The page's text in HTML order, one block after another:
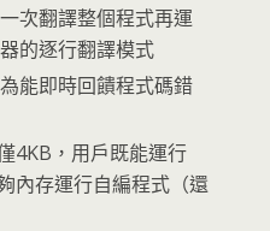
次翻譯整個程式再運
的逐行翻譯模式
能即時回饋程式碼錯
4KB，用戶既能運行
內存運行自編程式（還